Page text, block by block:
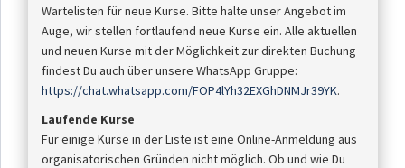
Wartelisten für neue Kurse. Bitte halte unser Angebot im
Auge, wir stellen fortlaufend neue Kurse ein. Alle aktuellen
und neuen Kurse mit der Möglichkeit zur direkten Buchung
findest Du auch über unsere WhatsApp Gruppe:
https://chat.whatsapp.com/FOP4lYh32EXGhDNMJr39YK.
Laufende Kurse
Für einige Kurse in der Liste ist eine Online-Anmeldung aus
organisatorischen Gründen nicht möglich. Ob und wie Du